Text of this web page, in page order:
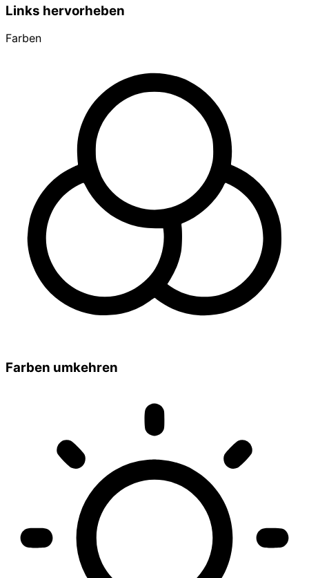
Links hervorheben
Farben
Farben umkehren